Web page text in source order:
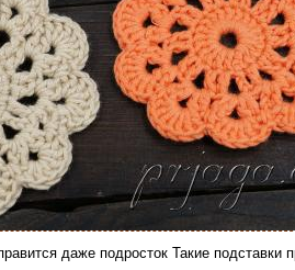
даже подросток Такие подставки